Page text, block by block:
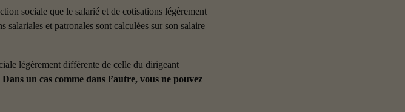
sociale que le salarié et de cotisations légèrement
salariales et patronales sont calculées sur son salaire
légèrement différente de celle du dirigeant
Dans un cas comme dans l’autre, vous ne pouvez